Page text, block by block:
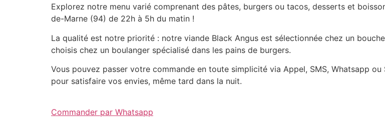
Explorez notre menu varié comprenant des pâtes, burgers ou tacos, desserts et
de-Marne (94) de 22h à 5h du matin !
La qualité est notre priorité : notre viande Black Angus est sélectionnée chez un
choisis chez un boulanger spécialisé dans les pains de burgers.
Vous pouvez passer votre commande en toute simplicité via Appel, SMS, Whatsapp
pour satisfaire vos envies, même tard dans la nuit.
Commander par Whatsapp